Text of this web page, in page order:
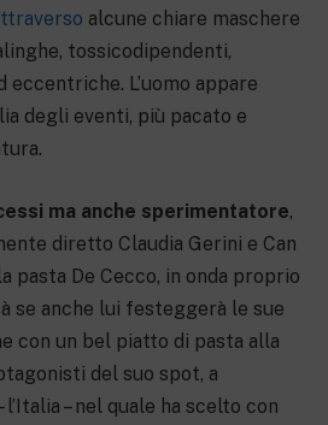
alcune chiare maschere
tossicodipendenti,
eccentriche. L’uomo appare
degli eventi, più pacato e
ma anche sperimentatore,
diretto Claudia Gerini e Can
pasta De Cecco, in onda proprio
se anche lui festeggerà le sue
con un bel piatto di pasta alla
del suo spot, a
l’Italia – nel quale ha scelto con